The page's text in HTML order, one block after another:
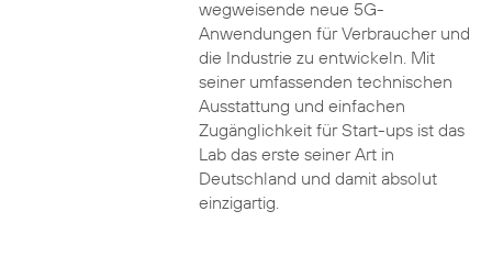
wegweisende neue 5G-
Anwendungen für Verbraucher und
die Industrie zu entwickeln. Mit
seiner umfassenden technischen
Ausstattung und einfachen
Zugänglichkeit für Start-ups ist das
Lab das erste seiner Art in
Deutschland und damit absolut
einzigartig.